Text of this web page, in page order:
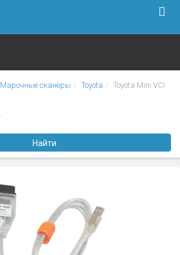
Марочные сканеры Toyota Toyota Mini VCI
Найти